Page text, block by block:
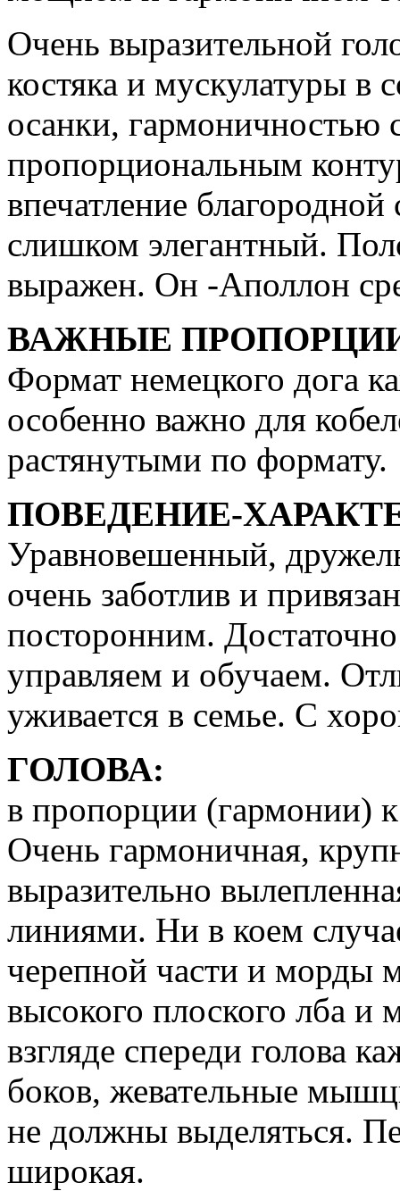
Очень выразительной
костяка и мускулатуры в
осанки, гармоничностью
пропорциональным
впечатление
слишком элегантный.
выражен. Он -Аполлон
ВАЖНЫЕ
Формат немецкого дога
особенно важно для
растянутыми по формату.
ПОВЕДЕНИЕ-
Уравновешенный,
очень заботлив и
посторонним.
управляем и обучаем.
уживается в семье. С
ГОЛОВА:
в пропорции (гармонии)
Очень гармоничная,
выразительно
линиями. Ни в коем
черепной части и морды
высокого плоского лба
взгляде спереди голова
боков, жевательные
не должны выделяться.
широкая.